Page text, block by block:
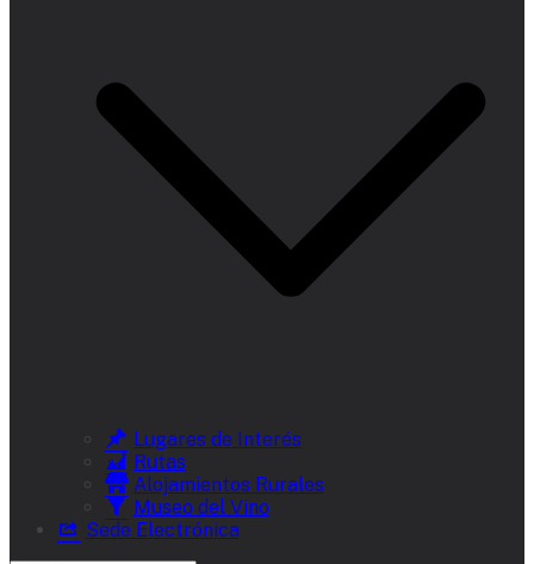
Lugares de Interés
Rutas
Alojamientos Rurales
Museo del Vino
Sede Electrónica